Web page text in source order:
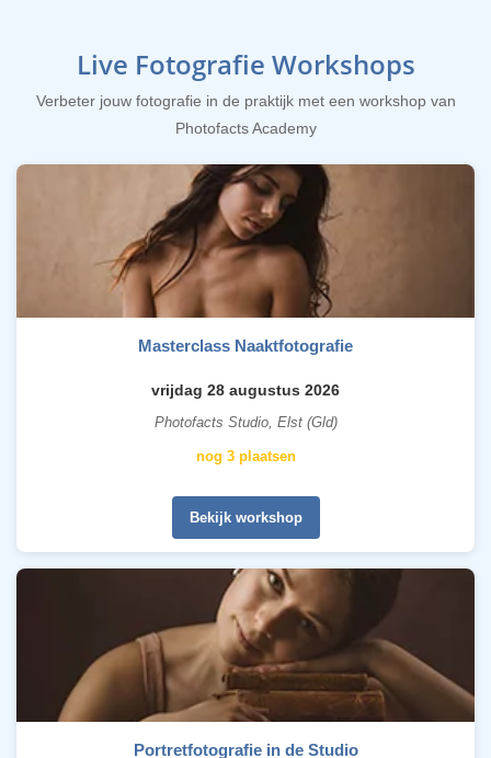
Live Fotografie Workshops
Verbeter jouw fotografie in de praktijk met een workshop van
Photofacts Academy
Masterclass Naaktfotografie
vrijdag 28 augustus 2026
Photofacts Studio, Elst (Gld)
nog 3 plaatsen
Bekijk workshop
Portretfotografie in de Studio